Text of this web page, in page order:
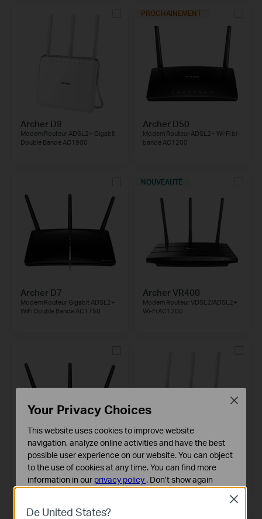
Archer D9
Modem Routeur ADSL2+ Gigabit
Double Bande AC1900
PROCHAINEMENT
Archer D50
Modem Routeur ADSL2+ Wi-Fi bi-
bande AC1200
Archer D7
Modem Routeur Gigabit ADSL2+
WiFi Double Bande AC1750
NOUVEAUTÉ
Archer VR400
Modem Routeur VDSL2/ADSL2+
Wi-Fi AC1200
Archer D5
Modem Routeur ADSL2+ Gigabit
WiFi Double Bande AC1200
Archer VR200
AC750 Wireless Dual Band
Gigabit VDSL2 Modem Router
De United States?
Close
Your Privacy Choices
This website uses cookies to improve website
navigation, analyze online activities and have the best
possible user experience on our website. You can object
to the use of cookies at any time. You can find more
information in our privacy policy . Don’t show again
Ces cookies sont nécessaires au fonctionnement du
Close